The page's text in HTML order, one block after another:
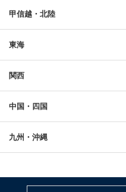
甲信越・北陸
東海
関西
中国・四国
九州・沖縄